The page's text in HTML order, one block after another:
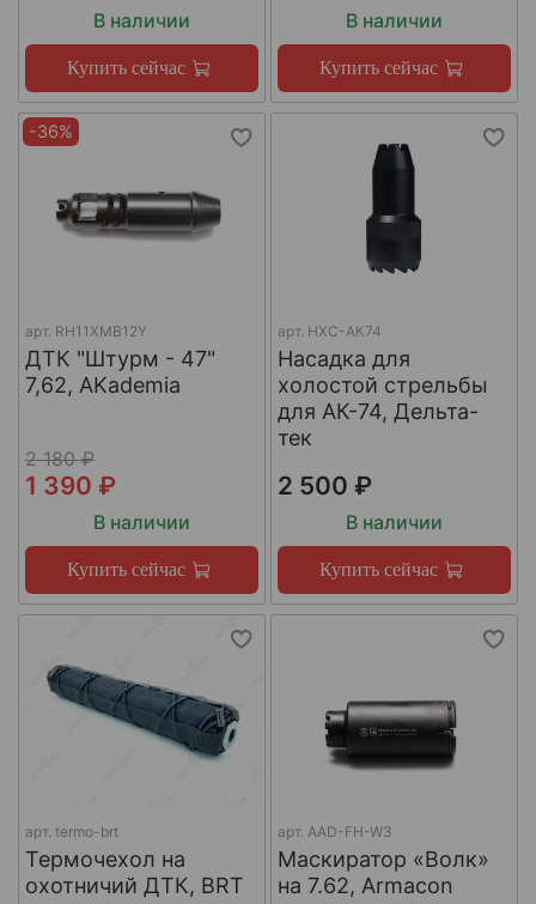
В наличии
Купить сейчас
В наличии
Купить сейчас
-36%
арт. RH11XMB12Y
ДТК "Штурм - 47"
7,62, AKademia
2 180 ₽
1 390 ₽
В наличии
Купить сейчас
арт. НХС-АК74
Насадка для
холостой стрельбы
для АК-74, Дельта-
тек
2 500 ₽
В наличии
Купить сейчас
арт. termo-brt
Термочехол на
охотничий ДТК, BRT
арт. AAD-FH-W3
Маскиратор «Волк»
на 7.62, Armacon